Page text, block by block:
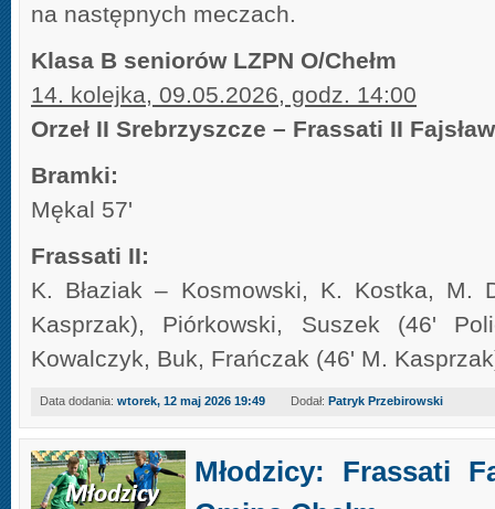
na następnych meczach.
Klasa B seniorów LZPN O/Chełm
14. kolejka, 09.05.2026, godz. 14:00
Orzeł II Srebrzyszcze – Frassati II
Bramki:
Mękal 57'
Frassati II:
K. Błaziak – Kosmowski, K. Kostka, M.
Kasprzak), Piórkowski, Suszek (46'
Kowalczyk, Buk, Frańczak (46' M.
Data dodania: wtorek, 12 maj 2026 19:49 Dodał: Patryk Przebirowski
Młodzicy: Frassati